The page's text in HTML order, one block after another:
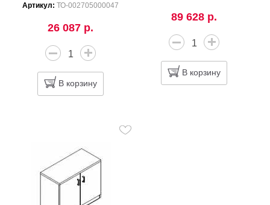
Артикул:ТО-002705000047
26 087 р.
В корзину
89 628 р.
В корзину